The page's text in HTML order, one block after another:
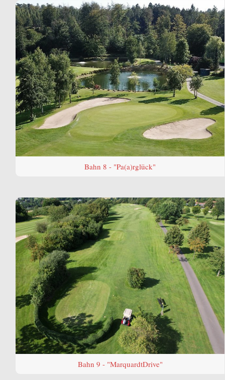
Bahn 8 - "Pa(a)rglück"
Bahn 9 - "MarquardtDrive"